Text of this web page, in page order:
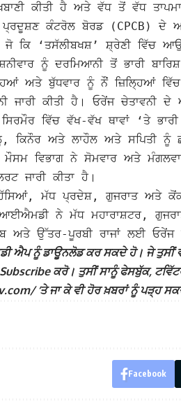
ਕੀਤੀ ਹੈ ਅਤੇ ਵੱਧ ਤੋਂ ਵੱਧ
ਪ੍ਰਦੂਸ਼ਣ ਕੰਟਰੋਲ ਬੋਰਡ (CPCB) ਦੇ
ਕਿ ‘ਤਸੱਲੀਬਖਸ਼’ ਸ਼੍ਰੇਣੀ ਵਿੱਚ
ਨੂੰ ਦਰਮਿਆਨੀ ਤੋਂ ਭਾਰੀ
ਅਤੇ ਬੁੱਧਵਾਰ ਨੂੰ ਨੌਂ ਜ਼ਿਲ੍ਹਿਆਂ
ਜਾਰੀ ਕੀਤੀ ਹੈ। ਓਰੇਂਜਚੇਤਾਵਨੀ ਦੇ
ਵਿੱਚ ਵੱਖ-ਵੱਖ ਥਾਵਾਂ ‘ਤੇ
ਕਿਨੌਰ ਅਤੇ ਲਾਹੌਲ ਅਤੇ ਸਪਿਤੀ ਨੂੰ
ਮੌਸਮ ਵਿਭਾਗ ਨੇ ਸੋਮਵਾਰ ਅਤੇ
ਜਾਰੀ ਕੀਤਾ ਹੈ।
ਮੱਧ ਪ੍ਰਦੇਸ਼, ਗੁਜਰਾਤ ਅਤੇ
ਨੇ ਮੱਧ ਮਹਾਰਾਸ਼ਟਰ,
ਉੱਤਰ-ਪੂਰਬੀ ਰਾਜਾਂ ਲਈ ਓਰੇਂਜ
ਐਪ ਨੂੰ ਡਾਊਨਲੋਡ ਕਰ ਸਕਦੇ ਹੋ। ਜੇ ਤੁਸੀਂ
ਕਰੋ। ਤੁਸੀਂ ਸਾਨੂੰ ਫੇਸਬੁੱਕ,
‘ਤੇ ਜਾ ਕੇ ਵੀ ਹੋਰ ਖ਼ਬਰਾਂ ਨੂੰ ਪੜ੍ਹ
Facebook